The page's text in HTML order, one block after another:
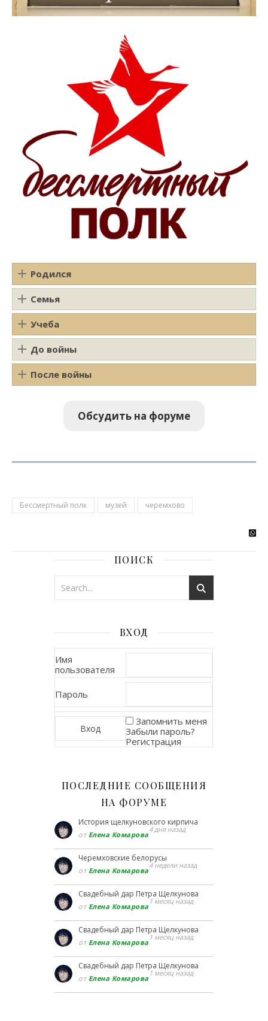
Родился
Семья
Учеба
До войны
После войны
Обсудить на форуме
Бессмертный полк музей черемхово
ПОИСК
ВХОД
Имя
пользователя
Пароль
Запомнить меня
Забыли пароль?
Регистрация
ПОСЛЕДНИЕ СООБЩЕНИЯ
НА ФОРУМЕ
История щелкуновского кирпича
от Елена Комарова
4 дня назад
Черемховские белорусы
от Елена Комарова
4 недели назад
Свадебный дар Петра Щелкунова
от Елена Комарова
1 месяц назад
Свадебный дар Петра Щелкунова
от Елена Комарова
1 месяц назад
Свадебный дар Петра Щелкунова
от Елена Комарова
1 месяц назад